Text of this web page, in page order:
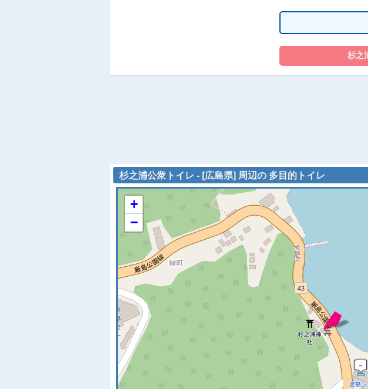
杉之浦公衆トイレ - [広島県] 周辺の 多目的トイレ
※ マップを検索、表示中
+
−